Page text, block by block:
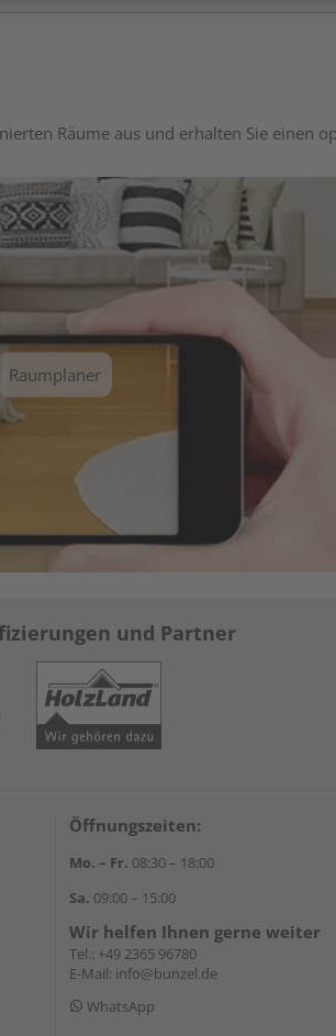
Räume aus und erhalten Sie einen
Raumplaner
und Partner
Öffnungszeiten:
Mo. – Fr. 08:30 – 18:00
Sa. 09:00 – 15:00
Wir helfen Ihnen gerne weiter
Tel.: +49 2365 96780
E-Mail: info@bunzel.de
WhatsApp